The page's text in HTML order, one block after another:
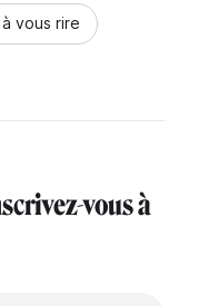
vous rire
vous à